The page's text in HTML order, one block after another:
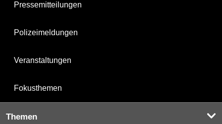
Pressemitteilungen
Polizeimeldungen
Veranstaltungen
Fokusthemen
Themen